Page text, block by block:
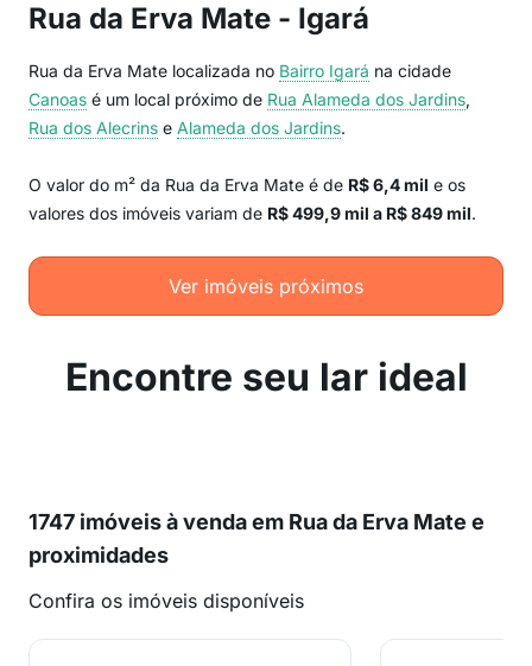
Rua da Erva Mate - Igará
Rua da Erva Mate localizada no Bairro Igará na cidade
Canoas é um local próximo de Rua Alameda dos Jardins,
Rua dos Alecrins e Alameda dos Jardins.
O valor do m² da Rua da Erva Mate é de R$ 6,4 mil e os
valores dos imóveis variam de R$ 499,9 mil a R$ 849 mil.
Ver imóveis próximos
Encontre seu lar ideal
1747 imóveis à venda em Rua da Erva Mate e
proximidades
Confira os imóveis disponíveis